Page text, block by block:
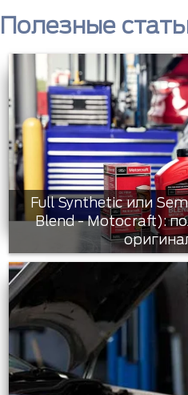
Полезные
Full Synthetic или
Blend - Motocraft):